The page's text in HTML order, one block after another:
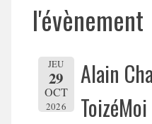
l'évènement
JEU
29
OCT
2026
Alain